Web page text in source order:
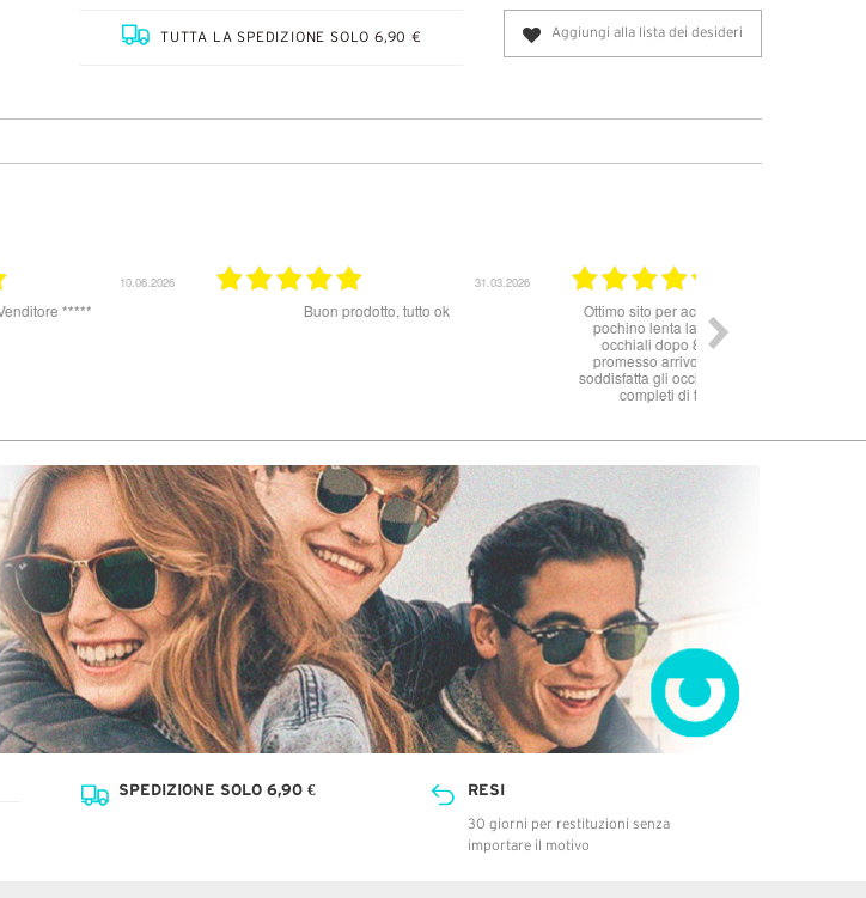
TUTTA LA SPEDIZIONE SOLO 6,90 € Aggiungi alla lista dei desideri
25.07.2025
Ottimo sito per acquistare occhiali da sole. Un
30.06.2025
SPEDIZIONE SOLO 6,90 € RESI
30 giorni per restituzioni senza
importare il motivo